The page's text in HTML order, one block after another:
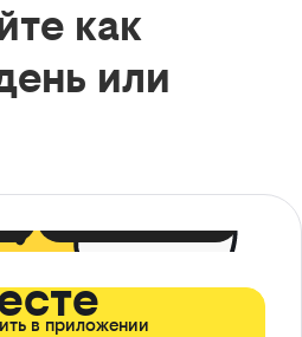
как
или
в приложении